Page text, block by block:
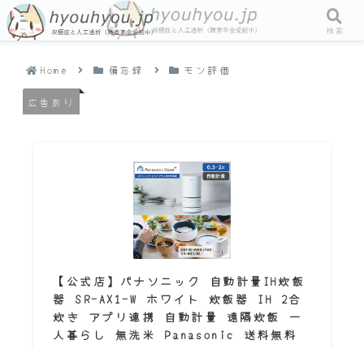
Home 備忘録 モン評価
広告あり
【公式店】パナソニック 自動計量IH炊飯
器 SR-AX1-W ホワイト 炊飯器 IH 2合
炊き アプリ連携 自動計量 遠隔炊飯 一
人暮らし 無洗米 Panasonic 送料無料
メニュー 検索